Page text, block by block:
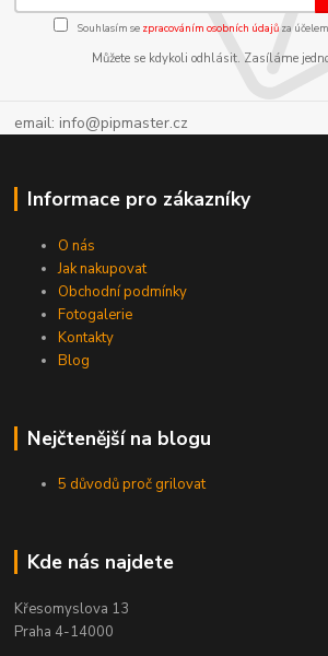
Souhlasím se zpracováním osobních údajůza
Můžete se kdykoli odhlásit. Zasíláme
email: info@pipmaster.cz
Informace pro zákazníky
O nás
Jak nakupovat
Obchodní podmínky
Fotogalerie
Kontakty
Blog
Nejčtenější na blogu
5 důvodů proč grilovat
Kde nás najdete
Křesomyslova 13
Praha 4-14000